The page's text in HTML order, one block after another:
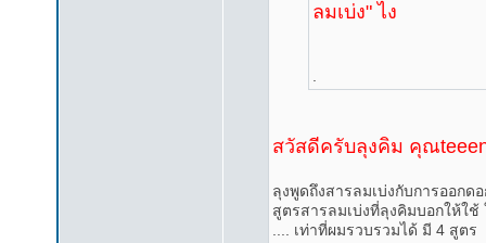
ลมเบ่ง" ไง
สวัสดีครับลุงคิม คุณ
ลุงพูดถึงสารลมเบ่งกับการออกด
สูตรสารลมเบ่งที่ลุงคิมบอกให้ใ
.... เท่าที่ผมรวบรวมได้ มี 4 สูตร